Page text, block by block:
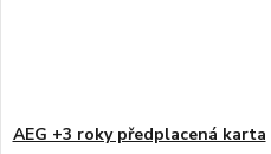
AEG +3 roky předplacená karta